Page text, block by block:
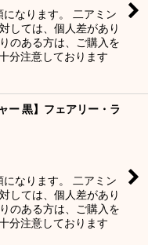
なります。 二アミン
しては、個人差があり
のある方は、ご購入を
分注意しております
ー 黒】フェアリー・ラ
なります。 二アミン
しては、個人差があり
のある方は、ご購入を
分注意しております